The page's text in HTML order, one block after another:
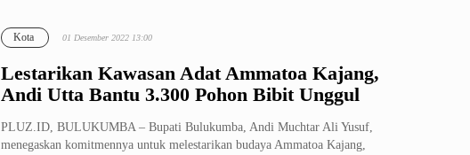
Lestarikan Kawasan Adat Ammatoa Kajang,
Andi Utta Bantu 3.300 Pohon Bibit Unggul
Kota 01 Desember 2022 13:00
PLUZ.ID, BULUKUMBA – Bupati Bulukumba, Andi Muchtar Ali Yusuf,
menegaskan komitmennya untuk melestarikan budaya Ammatoa Kajang,